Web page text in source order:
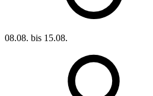
08.08. bis 15.08.